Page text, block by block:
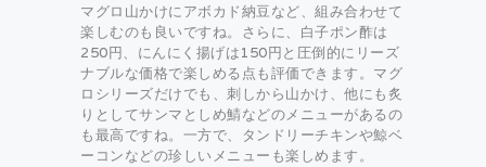
マグロ山かけにアボカド納豆など、組み合わせて
楽しむのも良いですね。さらに、白子ポン酢は
250円、にんにく揚げは150円と圧倒的にリーズ
ナブルな価格で楽しめる点も評価できます。マグ
ロシリーズだけでも、刺しから山かけ、他にも炙
りとしてサンマとしめ鯖などのメニューがあるの
も最高ですね。一方で、タンドリーチキンや鯨ベ
ーコンなどの珍しいメニューも楽しめます。